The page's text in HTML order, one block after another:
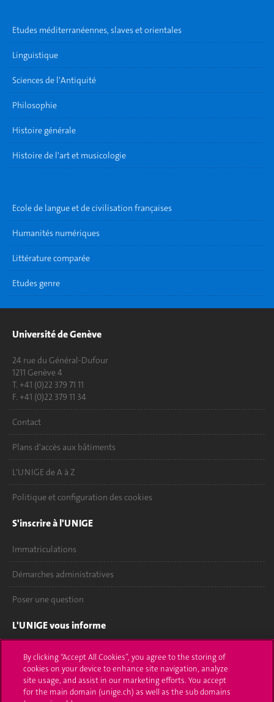
Etudes méditerranéennes, slaves et orientales
Linguistique
Sciences de l'Antiquité
Philosophie
Histoire générale
Histoire de l'art et musicologie
Ecole de langue et de civilisation françaises
Humanités numériques
Littérature comparée
Etudes genre
Université de Genève
24 rue du Général-Dufour
1211 Genève 4
T. +41 (0)22 379 71 11
F. +41 (0)22 379 11 34
Contact
Plans d'accès aux bâtiments
L'UNIGE de A à Z
Politique et configuration des cookies
S'inscrire à l'UNIGE
Immatriculations
Démarches administratives
Poser une question
L'UNIGE vous informe
UNIGE Mobile
Médias
By clicking “Accept All Cookies”, you agree to the storing of
cookies on your device to enhance site navigation, analyze
site usage, and assist in our marketing efforts. You accept
for the main domain (unige.ch) as well as the sub domains